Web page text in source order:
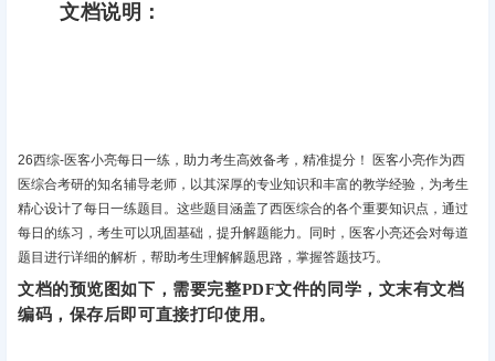
文档说明：
26西综-医客小亮每日一练，助力考生高效备考，精准提分！‌ 医客小亮作为西
医综合考研的知名辅导老师，以其深厚的专业知识和丰富的教学经验，为考生
精心设计了每日一练题目。这些题目涵盖了西医综合的各个重要知识点，通过
每日的练习，考生可以巩固基础，提升解题能力。同时，医客小亮还会对每道
题目进行详细的解析，帮助考生理解解题思路，掌握答题技巧。
文档的预览图如下，需要完整PDF文件的同学，文末有文档
编码，保存后即可直接打印使用。